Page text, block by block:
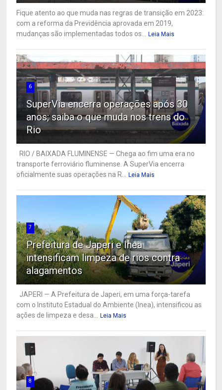
Fique atento ao que muda nas regras de transição em 2023:
com a reforma da Previdência aprovada em 2019,
mudanças são implementadas todos os...
Leia Mais
6
SuperVia encerra operações após 30
anos; saiba o que muda nos trens do
Rio
RIO / BAIXADA FLUMINENSE — Chega ao fim uma era no
transporte ferroviário fluminense. A SuperVia encerra
oficialmente suas operações na R...
Leia Mais
7
Prefeitura de Japeri e Inea
intensificam limpeza de rios contra
alagamentos
JAPERI — A Prefeitura de Japeri, em uma força-tarefa
com o Instituto Estadual do Ambiente (Inea), intensificou as
ações de limpeza e desa...
Leia Mais
8